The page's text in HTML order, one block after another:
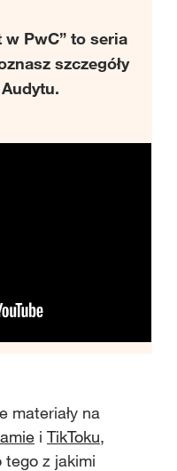
w PwC” to seria
szczegóły
materiały na
i TikToku,
z jakimi